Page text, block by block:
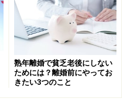
熟年離婚で貧乏老後にしない
ためには？離婚前にやってお
きたい3つのこと